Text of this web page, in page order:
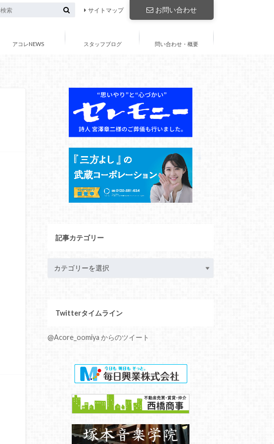
お問い合わせ
サイトマップ
アコレNEWS スタッフブログ 問い合わせ・概要
記事カテゴリー
Twitterタイムライン
@Acore_oomiya からのツイート